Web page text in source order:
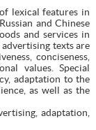
lexical features in
and Chinese
and services in
texts are
conciseness,
values. Special
adaptation to the
as well as the
adaptation,